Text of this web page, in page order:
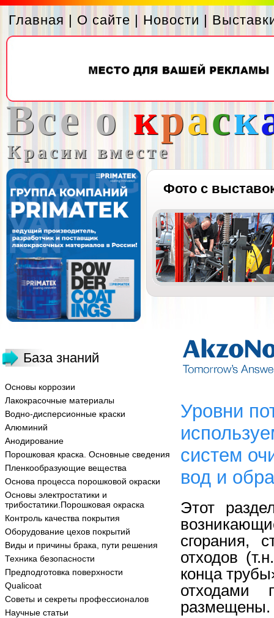
Главная | О сайте | Новости |
Все о краск
Красим вместе
Фото с
База знаний
Основы коррозии
Лакокрасочные материалы
Водно-дисперсионные краски
Алюминий
Анодирование
Порошковая краска. Основные сведения
Пленкообразующие вещества
Основа процесса порошковой окраски
Основы электростатики и
трибостатики.Порошковая окраска
Контроль качества покрытия
Оборудование цехов покрытий
Виды и причины брака, пути решения
Техника безопасности
Предподготовка поверхности
Qualicoat
Советы и секреты профессионалов
Научные статьи
Уровни
систем
вод и
Этот
сгорания,
отходов
конца
отходами
размещены.